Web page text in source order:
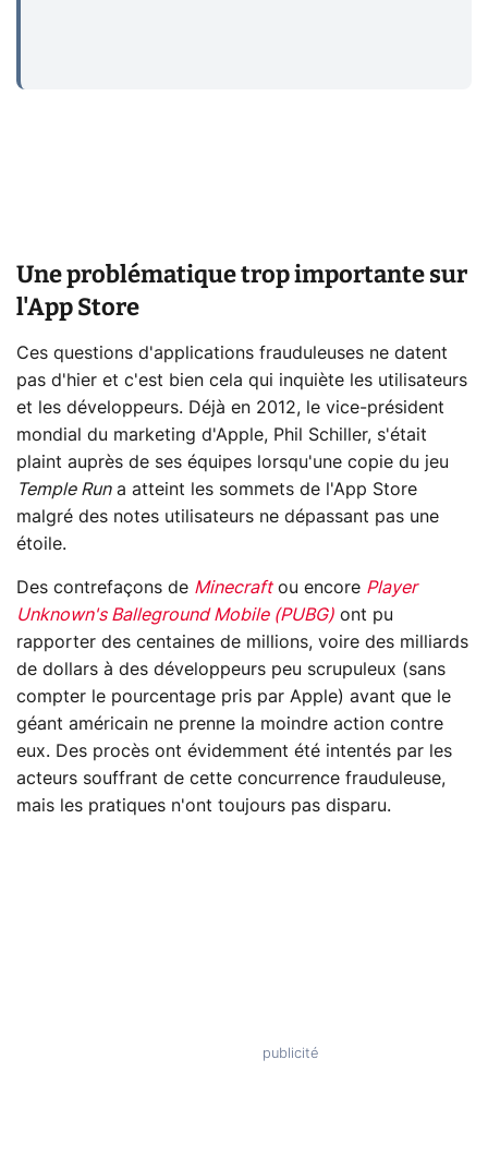
Une problématique trop importante sur
l'App Store
Ces questions d'applications frauduleuses ne datent
pas d'hier et c'est bien cela qui inquiète les utilisateurs
et les développeurs. Déjà en 2012, le vice-président
mondial du marketing d'Apple, Phil Schiller, s'était
plaint auprès de ses équipes lorsqu'une copie du jeu
Temple Runa atteint les sommets de l'App Store
malgré des notes utilisateurs ne dépassant pas une
étoile.
Des contrefaçons de Minecraftou encore Player
Unknown's Balleground Mobile (PUBG) ont pu
rapporter des centaines de millions, voire des milliards
de dollars à des développeurs peu scrupuleux (sans
compter le pourcentage pris par Apple) avant que le
géant américain ne prenne la moindre action contre
eux. Des procès ont évidemment été intentés par les
acteurs souffrant de cette concurrence frauduleuse,
mais les pratiques n'ont toujours pas disparu.